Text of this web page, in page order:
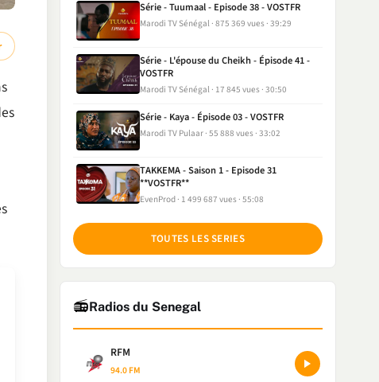
Série - Tuumaal - Episode 38 - VOSTFR
Marodi TV Sénégal 875 369 vues 39:29
Série - L'épouse du Cheikh - Épisode 41 -
VOSTFR
Marodi TV Sénégal 17 845 vues 30:50
Série - Kaya - Épisode 03 - VOSTFR
Marodi TV Pulaar 55 888 vues 33:02
TAKKEMA - Saison 1 - Episode 31
**VOSTFR**
EvenProd 1 499 687 vues 55:08
TOUTES LES SERIES
📻Radios du Senegal
RFM
94.0 FM